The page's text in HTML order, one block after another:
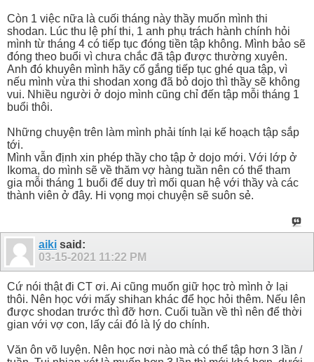
Còn 1 việc nữa là cuối tháng này thầy muốn mình thi
shodan. Lúc thu lệ phí thi, 1 anh phụ trách hành chính hỏi
mình từ tháng 4 có tiếp tục đóng tiền tập không. Mình bảo sẽ
đóng theo buổi vì chưa chắc đã tập được thường xuyên.
Anh đó khuyên mình hãy cố gắng tiếp tục ghé qua tập, vì
nếu mình vừa thi shodan xong đã bỏ dojo thì thầy sẽ không
vui. Nhiều người ở dojo mình cũng chỉ đến tập mỗi tháng 1
buổi thôi.
Những chuyện trên làm mình phải tính lại kế hoạch tập sắp
tới.
Mình vẫn định xin phép thầy cho tập ở dojo mới. Với lớp ở
Ikoma, do mình sẽ về thăm vợ hàng tuần nên có thể tham
gia mỗi tháng 1 buổi để duy trì mối quan hệ với thầy và các
thành viên ở đây. Hi vọng mọi chuyện sẽ suôn sẻ.
aiki said:
03-15-2021 11:22 PM
Cứ nói thật đi CT ơi. Ai cũng muốn giữ học trò mình ở lại
thôi. Nên học với mấy shihan khác để học hỏi thêm. Nếu lên
được shodan trước thì đỡ hơn. Cuối tuần về thì nên để thời
gian với vợ con, lấy cái đó là lý do chính.
Văn ôn võ luyện. Nên học nơi nào mà có thể tập hơn 3 lần /